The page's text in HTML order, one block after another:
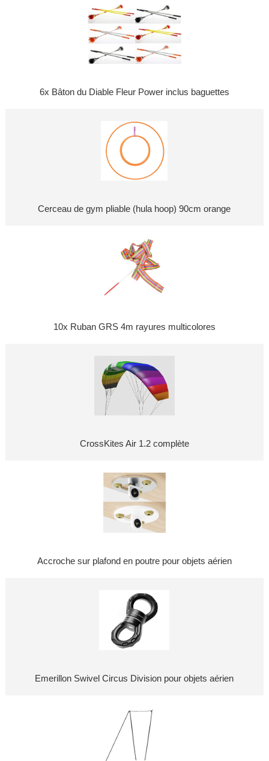
6x Bâton du Diable Fleur Power inclus baguettes
Cerceau de gym pliable (hula hoop) 90cm orange
10x Ruban GRS 4m rayures multicolores
CrossKites Air 1.2 complète
Accroche sur plafond en poutre pour objets aérien
Emerillon Swivel Circus Division pour objets aérien